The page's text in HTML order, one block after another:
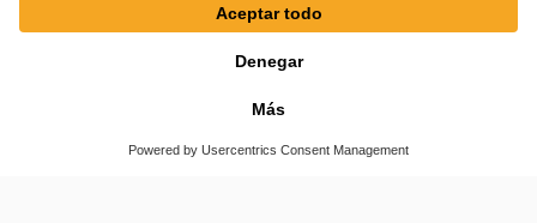
© SAF-HOLLAND SE
Configuración de cookies
Términos y condiciones